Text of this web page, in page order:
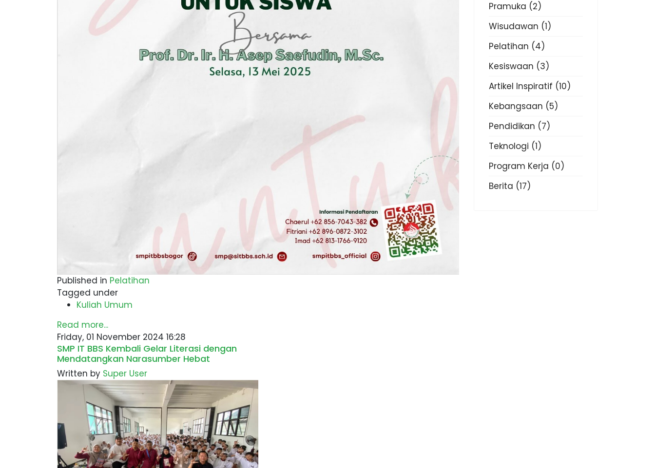
Published in Pelatihan
Tagged under
Kuliah Umum
Read more...
Friday, 01 November 2024 16:28
SMP IT BBS Kembali Gelar Literasi dengan
Mendatangkan Narasumber Hebat
Written by Super User
Pramuka (2)
Wisudawan (1)
Pelatihan (4)
Kesiswaan (3)
Artikel Inspiratif (10)
Kebangsaan (5)
Pendidikan (7)
Teknologi (1)
Program Kerja (0)
Berita (17)